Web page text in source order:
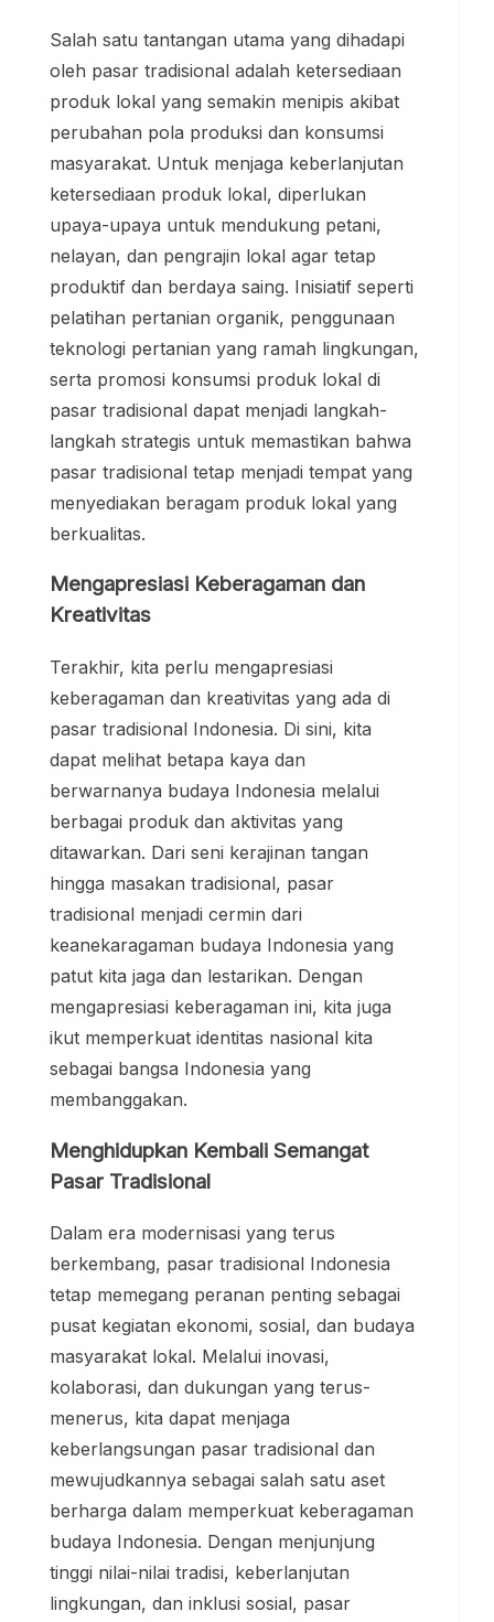
Salah satu tantangan utama yang dihadapi
oleh pasar tradisional adalah ketersediaan
produk lokal yang semakin menipis akibat
perubahan pola produksi dan konsumsi
masyarakat. Untuk menjaga keberlanjutan
ketersediaan produk lokal, diperlukan
upaya-upaya untuk mendukung petani,
nelayan, dan pengrajin lokal agar tetap
produktif dan berdaya saing. Inisiatif seperti
pelatihan pertanian organik, penggunaan
teknologi pertanian yang ramah lingkungan,
serta promosi konsumsi produk lokal di
pasar tradisional dapat menjadi langkah-
langkah strategis untuk memastikan bahwa
pasar tradisional tetap menjadi tempat yang
menyediakan beragam produk lokal yang
berkualitas.
Mengapresiasi Keberagaman dan
Kreativitas
Terakhir, kita perlu mengapresiasi
keberagaman dan kreativitas yang ada di
pasar tradisional Indonesia. Di sini, kita
dapat melihat betapa kaya dan
berwarnanya budaya Indonesia melalui
berbagai produk dan aktivitas yang
ditawarkan. Dari seni kerajinan tangan
hingga masakan tradisional, pasar
tradisional menjadi cermin dari
keanekaragaman budaya Indonesia yang
patut kita jaga dan lestarikan. Dengan
mengapresiasi keberagaman ini, kita juga
ikut memperkuat identitas nasional kita
sebagai bangsa Indonesia yang
membanggakan.
Menghidupkan Kembali Semangat
Pasar Tradisional
Dalam era modernisasi yang terus
berkembang, pasar tradisional Indonesia
tetap memegang peranan penting sebagai
pusat kegiatan ekonomi, sosial, dan budaya
masyarakat lokal. Melalui inovasi,
kolaborasi, dan dukungan yang terus-
menerus, kita dapat menjaga
keberlangsungan pasar tradisional dan
mewujudkannya sebagai salah satu aset
berharga dalam memperkuat keberagaman
budaya Indonesia. Dengan menjunjung
tinggi nilai-nilai tradisi, keberlanjutan
lingkungan, dan inklusi sosial, pasar